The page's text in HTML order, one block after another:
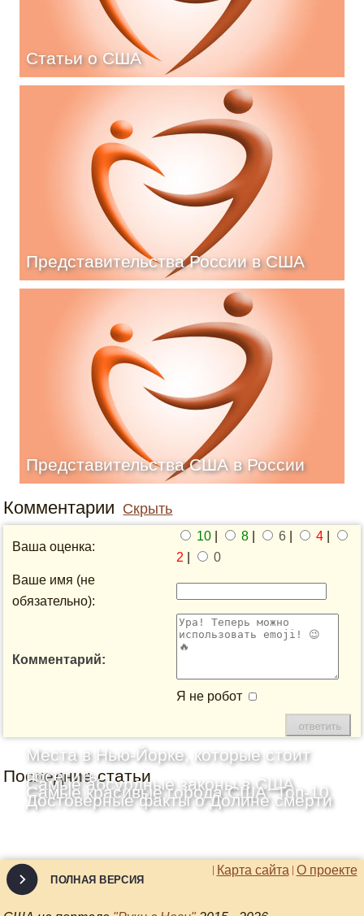
Статьи о США
Представительства России в США
Представительства США в России
Комментарии Скрыть
Ваша оценка:
10 8 6 4
2
0
Ваше имя (не
обязательно):
Комментарий:
Я не робот
Последние статьи
Места в Нью-Йорке, которые стоит
посетить
Самые абсурдные законы в США
Самые красивые города США: Топ-10
Достоверные факты о Долине смерти
О проекте
Карта сайта
ПОЛНАЯ ВЕРСИЯ